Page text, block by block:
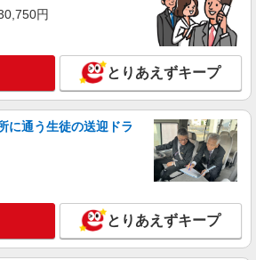
円
とりあえずキープ
に通う生徒の送迎ドラ
とりあえずキープ